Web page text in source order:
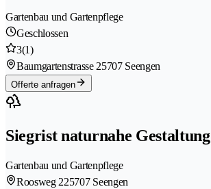
Gartenbau und Gartenpflege
Geschlossen
3(1)
Baumgartenstrasse 25707 Seengen
Offerte anfragen
Siegrist naturnahe Gestaltung
Gartenbau und Gartenpflege
Roosweg 225707 Seengen